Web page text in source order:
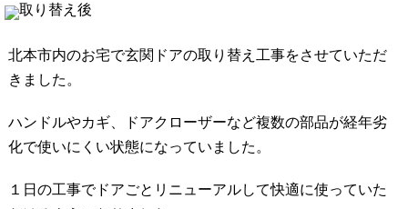
取り替え後
北本市内のお宅で玄関ドアの取り替え工事をさせていただ
きました。
ハンドルやカギ、ドアクローザーなど複数の部品が経年劣
化で使いにくい状態になっていました。
１日の工事でドアごとリニューアルして快適に使っていた